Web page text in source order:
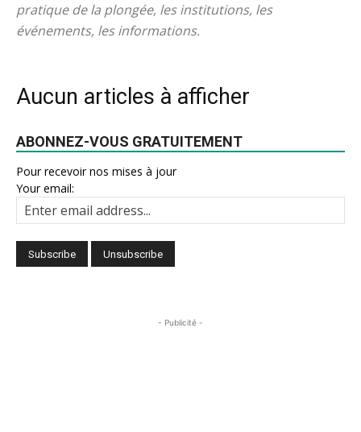
pratique de la plongée, les institutions, les
événements, les informations.
Aucun articles à afficher
ABONNEZ-VOUS GRATUITEMENT
Pour recevoir nos mises à jour
Your email:
- Publicité -